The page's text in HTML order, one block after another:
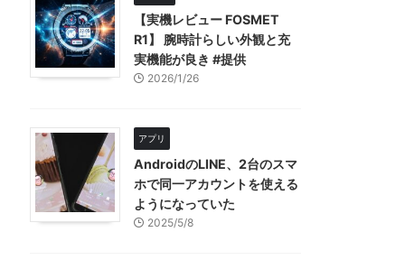
【実機レビュー FOSMET
R1】 腕時計らしい外観と充
実機能が良き #提供
2026/1/26
アプリ
AndroidのLINE、2台のスマ
ホで同一アカウントを使える
ようになっていた
2025/5/8